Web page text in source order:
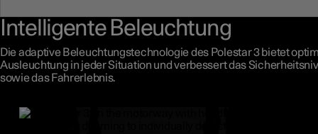
Intelligente Beleuchtung
Die adaptive Beleuchtungstechnologie des Polestar 3 bietet
Ausleuchtung in jeder Situation und verbessert das
sowie das Fahrerlebnis.